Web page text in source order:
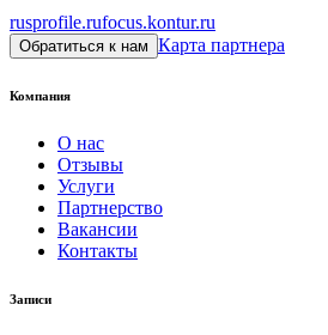
rusprofile.rufocus.kontur.ru
Обратиться к нам Карта партнера
Компания
О нас
Отзывы
Услуги
Партнерство
Вакансии
Контакты
Записи